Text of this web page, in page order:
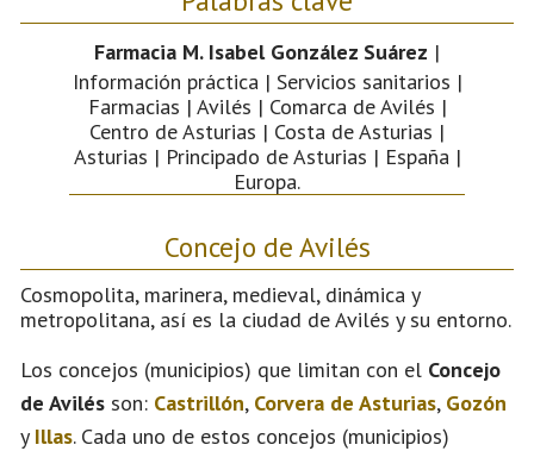
Farmacia M. Isabel González Suárez |
Información práctica | Servicios sanitarios |
Farmacias | Avilés | Comarca de Avilés |
Centro de Asturias | Costa de Asturias |
Asturias | Principado de Asturias | España |
Europa.
Concejo de Avilés
Cosmopolita, marinera, medieval, dinámica y
metropolitana, así es la ciudad de Avilés y su entorno.
Los concejos (municipios) que limitan con el Concejo
de Avilés son: Castrillón, Corvera de Asturias, Gozón
y Illas. Cada uno de estos concejos (municipios)